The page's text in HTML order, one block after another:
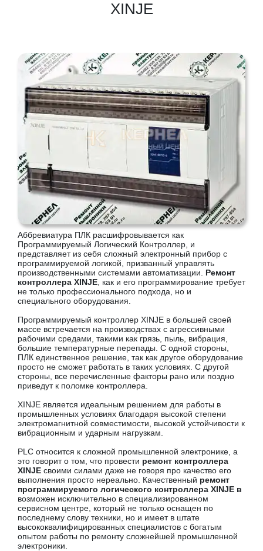
XINJE
Аббревиатура ПЛК расшифровывается как
Программируемый Логический Контроллер, и
представляет из себя сложный электронный прибор с
программируемой логикой, призванный управлять
производственными системами автоматизации. Ремонт
контроллера XINJE , как и его программирование требует
не только профессионального подхода, но и
специального оборудования.
Программируемый контроллер XINJE в большей своей
массе встречается на производствах с агрессивными
рабочими средами, такими как грязь, пыль, вибрация,
большие температурные перепады. С одной стороны,
ПЛК единственное решение, так как другое оборудование
просто не сможет работать в таких условиях. С другой
стороны, все перечисленные факторы рано или поздно
приведут к поломке контроллера.
XINJE является идеальным решением для работы в
промышленных условиях благодаря высокой степени
электромагнитной совместимости, высокой устойчивости к
вибрационным и ударным нагрузкам.
PLC относится к сложной промышленной электронике, а
это говорит о том, что провести ремонт контроллера
XINJE своими силами даже не говоря про качество его
выполнения просто нереально. Качественный ремонт
программируемого логического контроллера XINJE в
возможен исключительно в специализированном
сервисном центре, который не только оснащен по
последнему слову техники, но и имеет в штате
высококвалифицированных специалистов с богатым
опытом работы по ремонту сложнейшей промышленной
электроники.